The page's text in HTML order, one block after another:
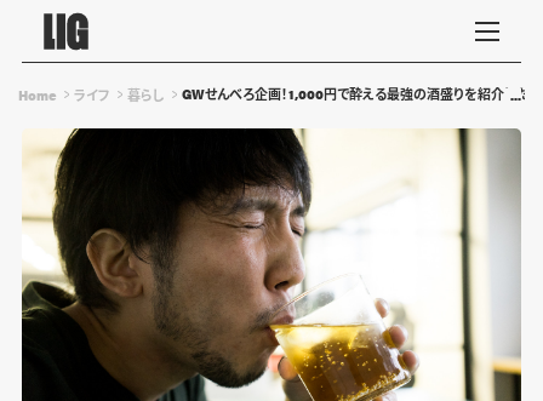
Home ライフ 暮らし GWせんべろ企画！1,000円で酔える最強の酒盛りを紹介した